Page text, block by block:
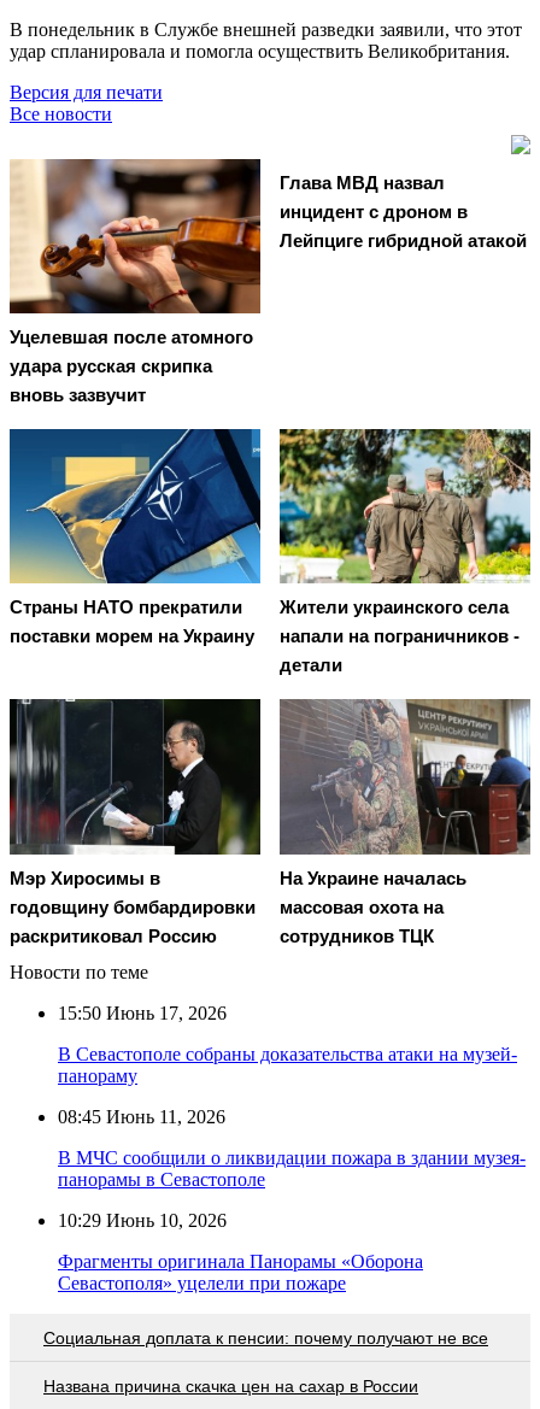
В понедельник в Службе внешней разведки заявили, что этот
удар спланировала и помогла осуществить Великобритания.
Версия для печати
Все новости
Уцелевшая после атомного
удара русская скрипка
вновь зазвучит
Глава МВД назвал
инцидент с дроном в
Лейпциге гибридной атакой
Страны НАТО прекратили
поставки морем на Украину
Жители украинского села
напали на пограничников -
детали
Мэр Хиросимы в
годовщину бомбардировки
раскритиковал Россию
На Украине началась
массовая охота на
сотрудников ТЦК
Новости по теме
15:50 Июнь 17, 2026
В Севастополе собраны доказательства атаки на музей-
панораму
08:45 Июнь 11, 2026
В МЧС сообщили о ликвидации пожара в здании музея-
панорамы в Севастополе
10:29 Июнь 10, 2026
Фрагменты оригинала Панорамы «Оборона
Севастополя» уцелели при пожаре
Социальная доплата к пенсии: почему получают не все
Названа причина скачка цен на сахар в России